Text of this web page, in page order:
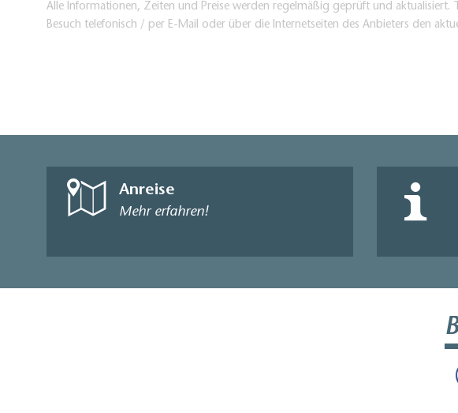
Alle Informationen, Zeiten und Preise werden regelmäßig geprüft und
Besuch telefonisch / per E-Mail oder über die Internetseiten des Anbieters den
Anreise
Mehr erfahren!
B